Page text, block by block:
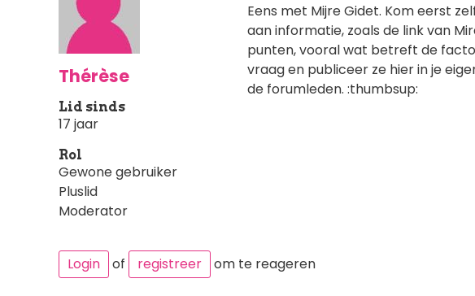
Thérèse
Lid sinds
17 jaar
Rol
Gewone gebruiker
Pluslid
Moderator
Eens met Mijre Gidet. Kom eerst
aan informatie, zoals de link van
punten, vooral wat betreft de
vraag en publiceer ze hier in je
de forumleden. :thumbsup:
Login of registreer om te reageren